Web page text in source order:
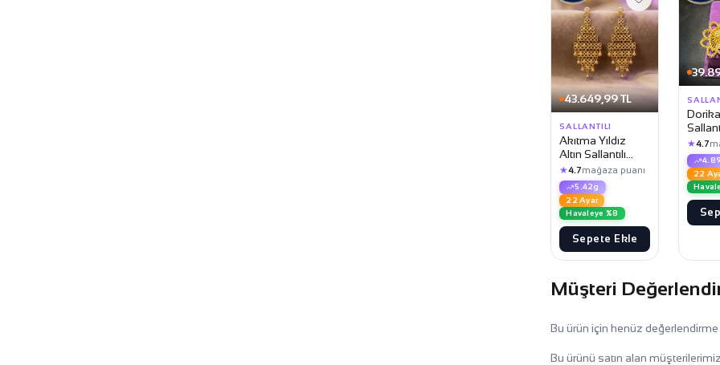
43.649,99 TL
SALLANTILI
Akıtma Yıldız
Altın Sallantılı
Küpe
★4.7mağaza puanı
5.42g
22 Ayar
Havaleye %8
Sepete Ekle
★4.7
22
Müşteri
Bu ürün için henüz değerlendirme
Bu ürünü satın alan